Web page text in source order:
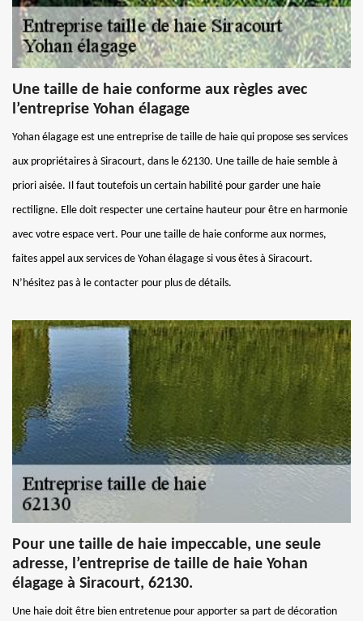
Une taille de haie conforme aux règles avec
l’entreprise Yohan élagage
Yohan élagage est une entreprise de taille de haie qui propose ses services
aux propriétaires à Siracourt, dans le 62130. Une taille de haie semble à
priori aisée. Il faut toutefois un certain habilité pour garder une haie
rectiligne. Elle doit respecter une certaine hauteur pour être en harmonie
avec votre espace vert. Pour une taille de haie conforme aux normes,
faites appel aux services de Yohan élagage si vous êtes à Siracourt.
N’hésitez pas à le contacter pour plus de détails.
Pour une taille de haie impeccable, une seule
adresse, l’entreprise de taille de haie Yohan
élagage à Siracourt, 62130.
Une haie doit être bien entretenue pour apporter sa part de décoration